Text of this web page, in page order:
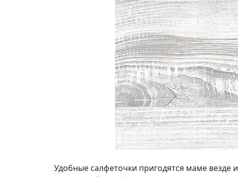
Удобные салфеточки пригодятся маме